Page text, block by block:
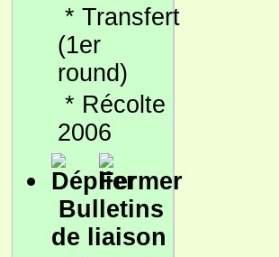
* Transfert
(1er
round)
* Récolte
2006
Bulletins
de liaison